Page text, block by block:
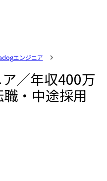
エンジニア
／年収400万
・中途採用